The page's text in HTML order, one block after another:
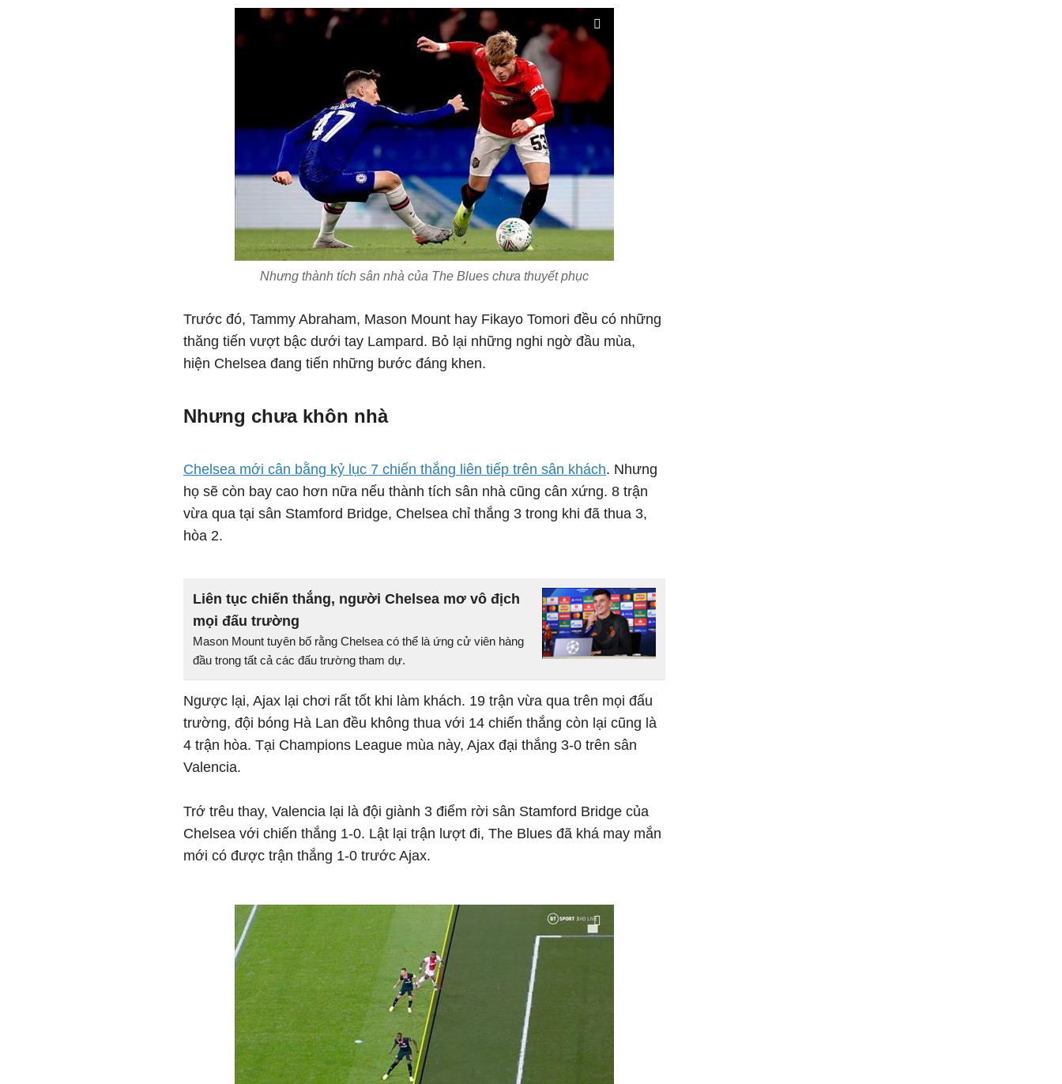
Nhưng thành tích sân nhà của The Blues chưa thuyết phục
Trước đó, Tammy Abraham, Mason Mount hay Fikayo Tomori đều có những
thăng tiến vượt bậc dưới tay Lampard. Bỏ lại những nghi ngờ đầu mùa,
hiện Chelsea đang tiến những bước đáng khen.
Nhưng chưa khôn nhà
Chelsea mới cân bằng kỷ lục 7 chiến thắng liên tiếp trên sân khách. Nhưng
họ sẽ còn bay cao hơn nữa nếu thành tích sân nhà cũng cân xứng. 8 trận
vừa qua tại sân Stamford Bridge, Chelsea chỉ thắng 3 trong khi đã thua 3,
hòa 2.
Liên tục chiến thắng, người Chelsea mơ vô địch
mọi đấu trường
Mason Mount tuyên bố rằng Chelsea có thể là ứng cử viên hàng
đầu trong tất cả các đấu trường tham dự.
Ngược lại, Ajax lại chơi rất tốt khi làm khách. 19 trận vừa qua trên mọi đấu
trường, đội bóng Hà Lan đều không thua với 14 chiến thắng còn lại cũng là
4 trận hòa. Tại Champions League mùa này, Ajax đại thắng 3-0 trên sân
Valencia.
Trớ trêu thay, Valencia lại là đội giành 3 điểm rời sân Stamford Bridge của
Chelsea với chiến thắng 1-0. Lật lại trận lượt đi, The Blues đã khá may mắn
mới có được trận thắng 1-0 trước Ajax.